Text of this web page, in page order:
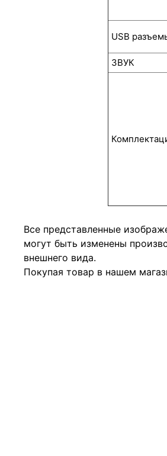
USB
ЗВУК
Все представленные
могут быть изменены
внешнего вида.
Покупая товар в нашем